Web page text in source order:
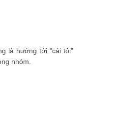
là hướng tới "cái tôi"
nhóm.